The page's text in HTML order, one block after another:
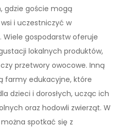
gdzie goście mogą
i uczestniczyć w
gospodarstw oferuje
lokalnych produktów,
przetwory owocowe. Inną
farmy edukacyjne, które
dzieci i dorosłych, ucząc ich
oraz hodowli zwierząt. W
spotkać się z